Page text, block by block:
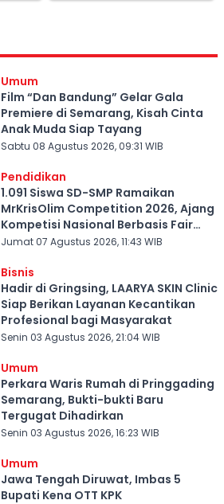
Umum
Film “Dan Bandung” Gelar Gala
Premiere di Semarang, Kisah Cinta
Anak Muda Siap Tayang
Sabtu 08 Agustus 2026, 09:31 WIB
Pendidikan
1.091 Siswa SD-SMP Ramaikan
MrKrisOlim Competition 2026, Ajang
Kompetisi Nasional Berbasis Fair
Play
Jumat 07 Agustus 2026, 11:43 WIB
Bisnis
Hadir di Gringsing, LAARYA SKIN Clinic
Siap Berikan Layanan Kecantikan
Profesional bagi Masyarakat
Senin 03 Agustus 2026, 21:04 WIB
Umum
Perkara Waris Rumah di Pringgading
Semarang, Bukti-bukti Baru
Tergugat Dihadirkan
Senin 03 Agustus 2026, 16:23 WIB
Umum
Jawa Tengah Diruwat, Imbas 5
Bupati Kena OTT KPK